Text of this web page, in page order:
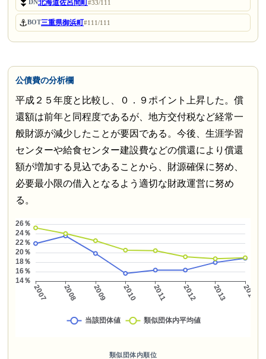
⏬DN北海道佐呂間町#33/111
⚓BOT三重県御浜町#111/111
公債費の分析欄
平成２５年度と比較し、０．９ポイント上昇した。償
還額は前年と同程度であるが、地方交付税など経常一
般財源が減少したことが要因である。今後、生涯学習
センターや給食センター建設費などの償還により償還
額が増加する見込であることから、財源確保に努め、
必要最小限の借入となるよう適切な財政運営に努め
る。
類似団体内順位